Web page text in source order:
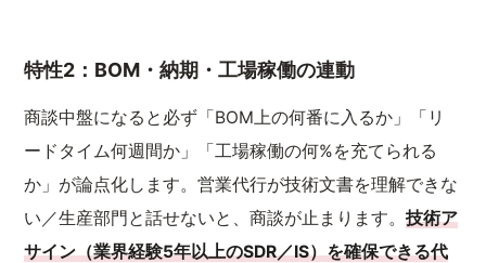
特性2：BOM・納期・工場稼働の連動
商談中盤になると必ず「BOM上の何番に入るか」「リ
ードタイム何週間か」「工場稼働の何%を充てられる
か」が論点化します。営業代行が技術文書を理解できな
い／生産部門と話せないと、商談が止まります。技術ア
サイン（業界経験5年以上のSDR／IS）を確保できる代